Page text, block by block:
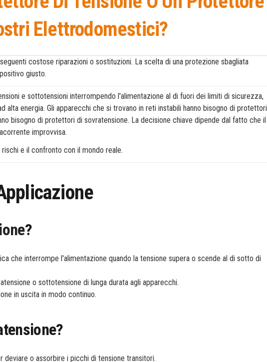
Elettrodomestici?
costose riparazioni o sostituzioni. La scelta di una protezione sbagliata
giusto.
e sottotensioni interrompendo l'alimentazione al di fuori dei limiti di sicurezza,
energia. Gli apparecchi che si trovano in reti instabili hanno bisogno di protettori
bisogno di protettori di sovratensione. La decisione chiave dipende dal fatto che il
improvvisa.
e il confronto con il mondo reale.
?
che interrompe l'alimentazione quando la tensione supera o scende al di sotto di
o sottotensione di lunga durata agli apparecchi.
in uscita in modo continuo.
o assorbire i picchi di tensione transitori.